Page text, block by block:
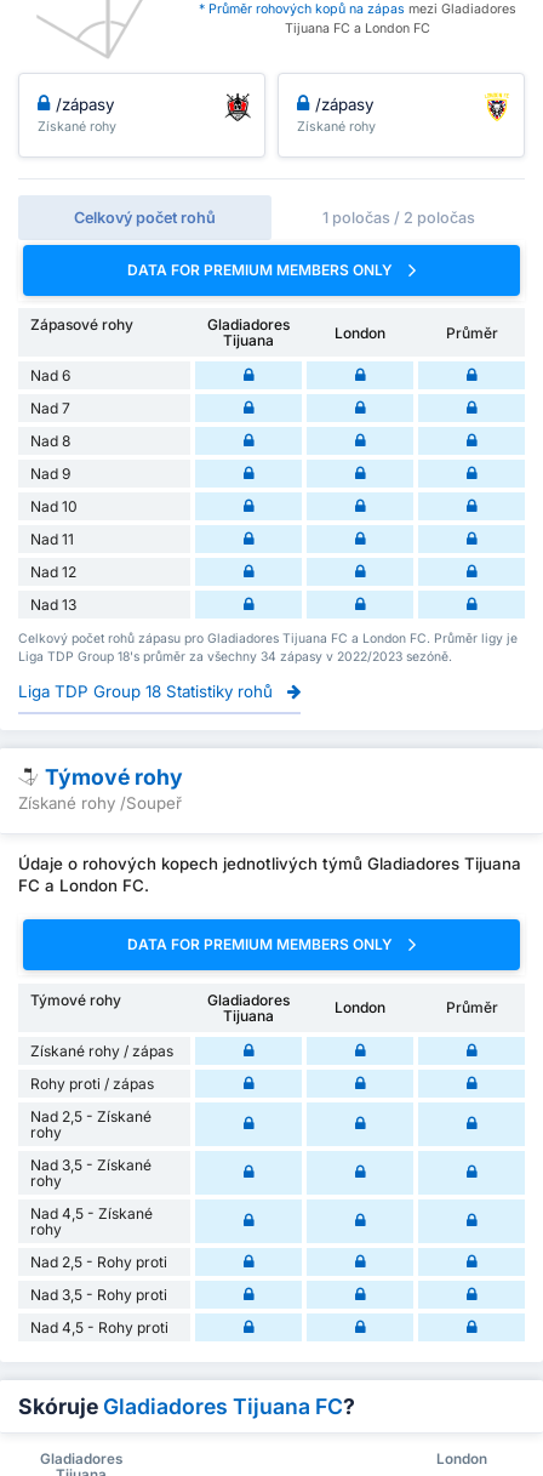
* Průměr rohových kopů na zápas mezi Gladiadores
Tijuana FC a London FC
/zápasy
Získané rohy
/zápasy
Získané rohy
Celkový počet rohů 1 poločas / 2 poločas
DATA FOR PREMIUM MEMBERS ONLY
Zápasové rohy
Gladiadores
Tijuana
London Průměr
Nad 6
Nad 7
Nad 8
Nad 9
Nad 10
Nad 11
Nad 12
Nad 13
Celkový počet rohů zápasu pro Gladiadores Tijuana FC a London FC. Průměr ligy je
Liga TDP Group 18's průměr za všechny 34 zápasy v 2022/2023 sezóně.
Liga TDP Group 18 Statistiky rohů
Týmové rohy
Získané rohy /Soupeř
Údaje o rohových kopech jednotlivých týmů Gladiadores Tijuana
FC a London FC.
DATA FOR PREMIUM MEMBERS ONLY
Týmové rohy
Gladiadores
Tijuana
London Průměr
Získané rohy / zápas
Rohy proti / zápas
Nad 2,5 - Získané
rohy
Nad 3,5 - Získané
rohy
Nad 4,5 - Získané
rohy
Nad 2,5 - Rohy proti
Nad 3,5 - Rohy proti
Nad 4,5 - Rohy proti
Skóruje Gladiadores Tijuana FC?
Gladiadores
London